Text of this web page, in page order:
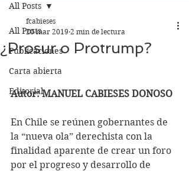
All Posts
Publicaciones
Carta abierta
Editorial
All Posts
¿Prosur o Protrump?
fcabieses
20 mar 2019 2 min de lectura
Autor: MANUEL CABIESES DONOSO
En Chile se reúnen gobernantes de
la “nueva ola” derechista con la
finalidad aparente de crear un foro
por el progreso y desarrollo de